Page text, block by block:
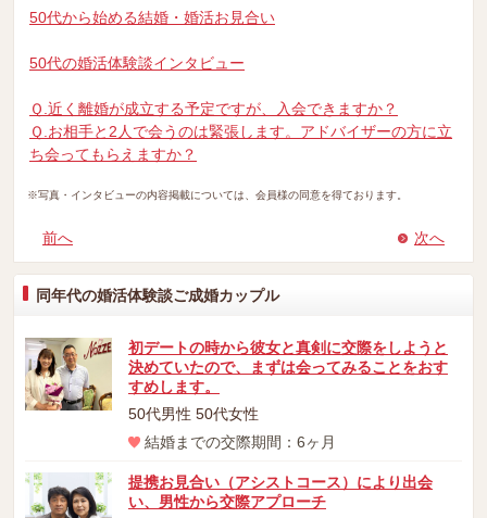
50代から始める結婚・婚活お見合い
50代の婚活体験談インタビュー
Ｑ.近く離婚が成立する予定ですが、入会できますか？
Ｑ.お相手と2人で会うのは緊張します。アドバイザーの方に立
ち会ってもらえますか？
※写真・インタビューの内容掲載については、会員様の同意を得ております。
前へ 次へ
同年代の婚活体験談ご成婚カップル
初デートの時から彼女と真剣に交際をしようと
決めていたので、まずは会ってみることをおす
すめします。
50代男性 50代女性
結婚までの交際期間：6ヶ月
提携お見合い（アシストコース）により出会
い、男性から交際アプローチ